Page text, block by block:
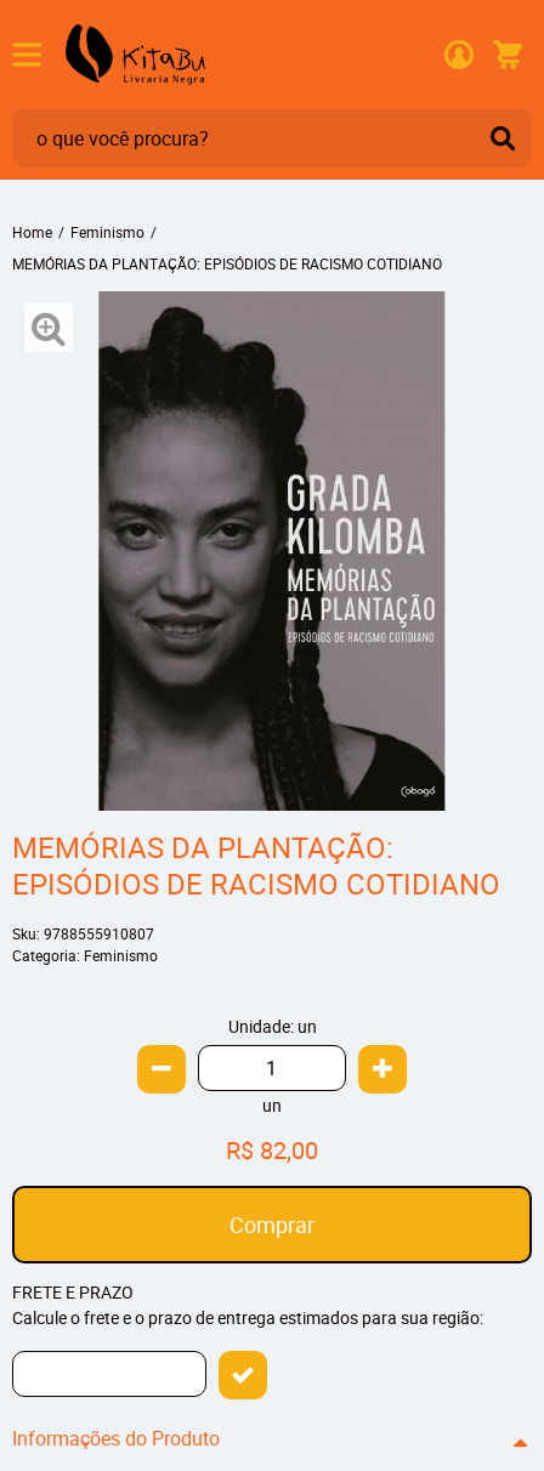
Home
Feminismo
MEMÓRIAS DA PLANTAÇÃO: EPISÓDIOS DE RACISMO COTIDIANO
MEMÓRIAS DA PLANTAÇÃO:
EPISÓDIOS DE RACISMO COTIDIANO
Sku: 9788555910807
Categoria: Feminismo
Unidade: un
un
R$ 82,00
Comprar
FRETE E PRAZO
Calcule o frete e o prazo de entrega estimados para sua região:
Informações do Produto